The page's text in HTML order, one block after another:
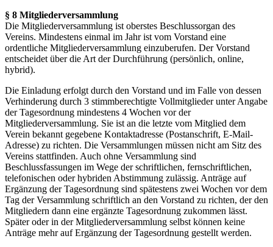
§ 8 Mitgliederversammlung
Die Mitgliederversammlung ist oberstes Beschlussorgan des
Vereins. Mindestens einmal im Jahr ist vom Vorstand eine
ordentliche Mitgliederversammlung einzuberufen. Der Vorstand
entscheidet über die Art der Durchführung (persönlich, online,
hybrid).
Die Einladung erfolgt durch den Vorstand und im Falle von dessen
Verhinderung durch 3 stimmberechtigte Vollmitglieder unter Angabe
der Tagesordnung mindestens 4 Wochen vor der
Mitgliederversammlung. Sie ist an die letzte vom Mitglied dem
Verein bekannt gegebene Kontaktadresse (Postanschrift, E-Mail-
Adresse) zu richten. Die Versammlungen müssen nicht am Sitz des
Vereins stattfinden. Auch ohne Versammlung sind
Beschlussfassungen im Wege der schriftlichen, fernschriftlichen,
telefonischen oder hybriden Abstimmung zulässig. Anträge auf
Ergänzung der Tagesordnung sind spätestens zwei Wochen vor dem
Tag der Versammlung schriftlich an den Vorstand zu richten, der den
Mitgliedern dann eine ergänzte Tagesordnung zukommen lässt.
Später oder in der Mitgliederversammlung selbst können keine
Anträge mehr auf Ergänzung der Tagesordnung gestellt werden.